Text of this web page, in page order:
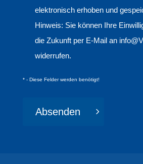
elektronisch erhoben und
Hinweis: Sie können Ihre
die Zukunft per E-Mail an
widerrufen.
* - Diese Felder werden benötigt!
Absenden